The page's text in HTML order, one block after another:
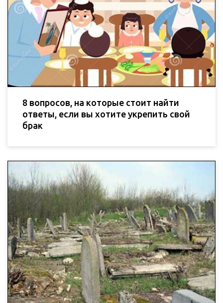
8 вопросов, на которые стоит найти
ответы, если вы хотите укрепить свой
брак